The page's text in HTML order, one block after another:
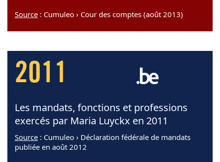
Source : Cumuleo › Cour des comptes (août 2013)
2011
Les mandats, fonctions et professions
exercés par Maria Luyckx en 2011
Source : Cumuleo › Déclaration fédérale de mandats
publiée en août 2012